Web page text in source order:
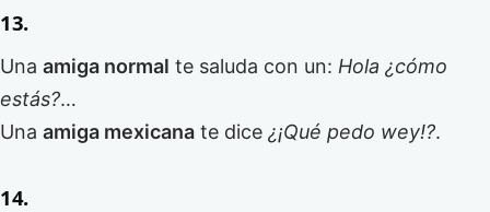
13.
Una amiga normal te saluda con un: Hola ¿cómo
estás?…
Una amiga mexicana te dice ¿¡Qué pedo wey!?.
14.